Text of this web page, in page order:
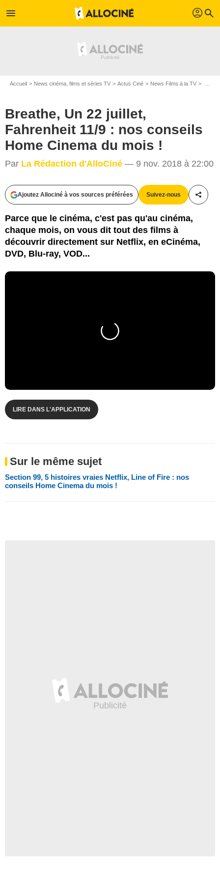
menu profil search
Accueil News cinéma, films et séries TV Actus Ciné News Films à la TV
Breathe, Un 22 juillet,
Fahrenheit 11/9 : nos conseils
Home Cinema du mois !
Par La Rédaction d'AlloCiné — 9 nov. 2018 à 22:00
Ajoutez Allociné à vos sources préférées Suivez-nous
Parce que le cinéma, c'est pas qu'au cinéma,
chaque mois, on vous dit tout des films à
découvrir directement sur Netflix, en eCinéma,
DVD, Blu-ray, VOD...
LIRE DANS L'APPLICATION
Sur le même sujet
Section 99, 5 histoires vraies Netflix, Line of Fire : nos
conseils Home Cinema du mois !